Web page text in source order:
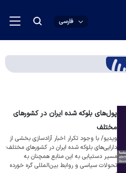
فارسی
پول‌های بلوکه شده ایران در کشورهای
مختلف
ویدیو/ با وجود تکرار اخبار آزاد‌سازی بخشی از
دارایی‌های بلوکه شده ایران در کشور‌های مختلف؛
مسیر دستیابی به این منابع همچنان به
تحولات سیاسی و روابط بین‌المللی گره خورده